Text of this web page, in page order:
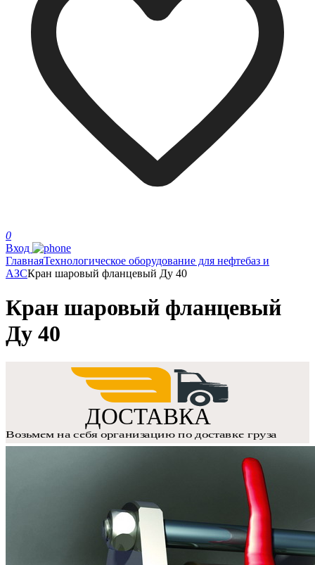
0
Вход
ГлавнаяТехнологическое оборудование для нефтебаз и
АЗСКран шаровый фланцевый Ду 40
Кран шаровый фланцевый
Ду 40